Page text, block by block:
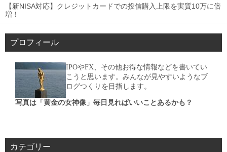
【新NISA対応】クレジットカードでの投信購入上限を実質10万に倍
増！
プロフィール
IPOやFX、その他お得な情報などを書いてい
こうと思います。みんなが見やすいようなブ
ログつくりを目指します。
写真は「黄金の女神像」毎日見ればいいことあるかも？
カテゴリー